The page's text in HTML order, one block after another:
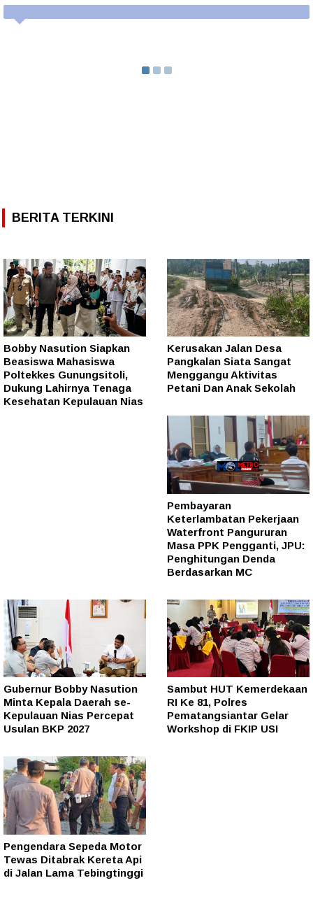
BERITA TERKINI
Bobby Nasution Siapkan
Beasiswa Mahasiswa
Poltekkes Gunungsitoli,
Dukung Lahirnya Tenaga
Kesehatan Kepulauan Nias
Kerusakan Jalan Desa
Pangkalan Siata Sangat
Menggangu Aktivitas
Petani Dan Anak Sekolah
Pembayaran
Keterlambatan Pekerjaan
Waterfront Pangururan
Masa PPK Pengganti, JPU:
Penghitungan Denda
Berdasarkan MC
Gubernur Bobby Nasution
Minta Kepala Daerah se-
Kepulauan Nias Percepat
Usulan BKP 2027
Sambut HUT Kemerdekaan
RI Ke 81, Polres
Pematangsiantar Gelar
Workshop di FKIP USI
Pengendara Sepeda Motor
Tewas Ditabrak Kereta Api
di Jalan Lama Tebingtinggi